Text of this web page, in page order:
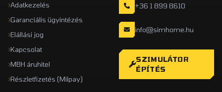
Adatkezelés
Garanciális ügyintézés
Elállási jog
Kapcsolat
MBH áruhitel
Részletfizetés (Milpay)
+36 1 899 8610
info@simhome.hu
SZIMULÁTOR
ÉPÍTÉS